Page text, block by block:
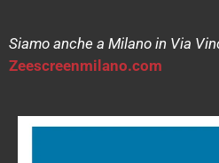
Siamo anche a Milano in Via
Zeescreenmilano.com